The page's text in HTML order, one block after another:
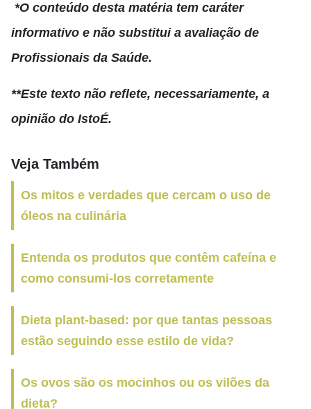
*O conteúdo desta matéria tem caráter
informativo e não substitui a avaliação de
Profissionais da Saúde.
**Este texto não reflete, necessariamente, a
opinião do IstoÉ.
Veja Também
Os mitos e verdades que cercam o uso de
óleos na culinária
Entenda os produtos que contêm cafeína e
como consumi-los corretamente
Dieta plant-based: por que tantas pessoas
estão seguindo esse estilo de vida?
Os ovos são os mocinhos ou os vilões da
dieta?